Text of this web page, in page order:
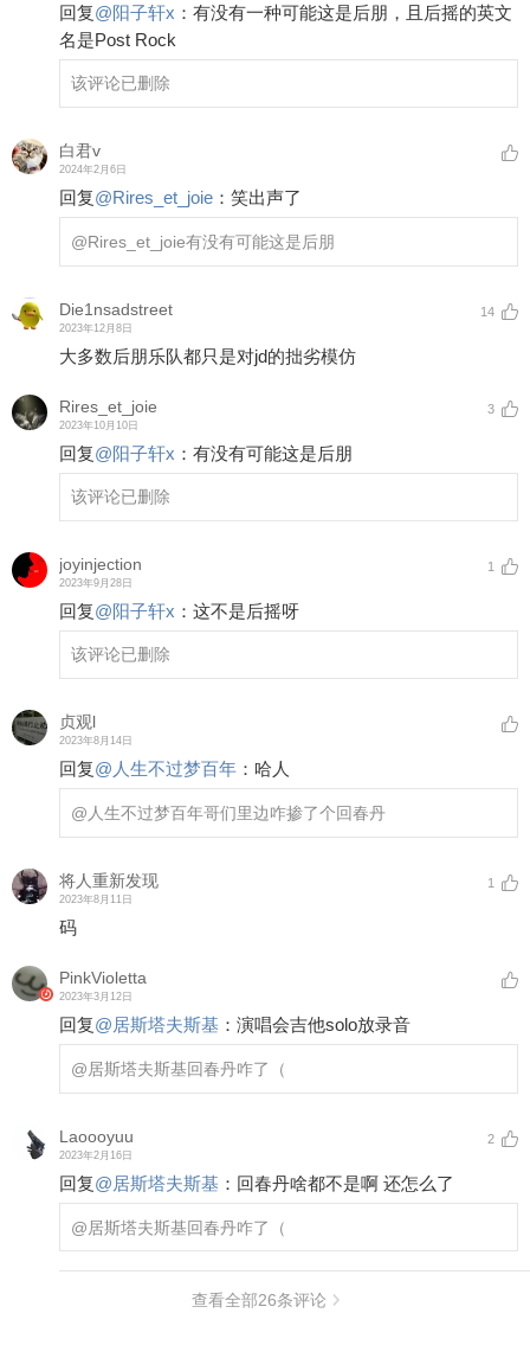
回复@阳子轩x ： 有没有一种可能这是后朋，且后摇的英文
名是Post Rock
该评论已删除
白君v
2024年2月6日
回复@Rires_et_joie ： 笑出声了
@Rires_et_joie有没有可能这是后朋
Die1nsadstreet
2023年12月8日
14
大多数后朋乐队都只是对jd的拙劣模仿
Rires_et_joie
2023年10月10日
3
回复@阳子轩x ： 有没有可能这是后朋
该评论已删除
joyinjection
2023年9月28日
1
回复@阳子轩x ： 这不是后摇呀
该评论已删除
贞观l
2023年8月14日
回复@ 人生不过梦百年 ： 哈人
@人生不过梦百年哥们里边咋掺了个回春丹
将人重新发现
2023年8月11日
1
码
PinkVioletta
2023年3月12日
回复@居斯塔夫斯基 ： 演唱会吉他solo放录音
@居斯塔夫斯基回春丹咋了（
Laoooyuu
2023年2月16日
2
回复@居斯塔夫斯基 ： 回春丹啥都不是啊 还怎么了
@居斯塔夫斯基回春丹咋了（
查看全部26条评论